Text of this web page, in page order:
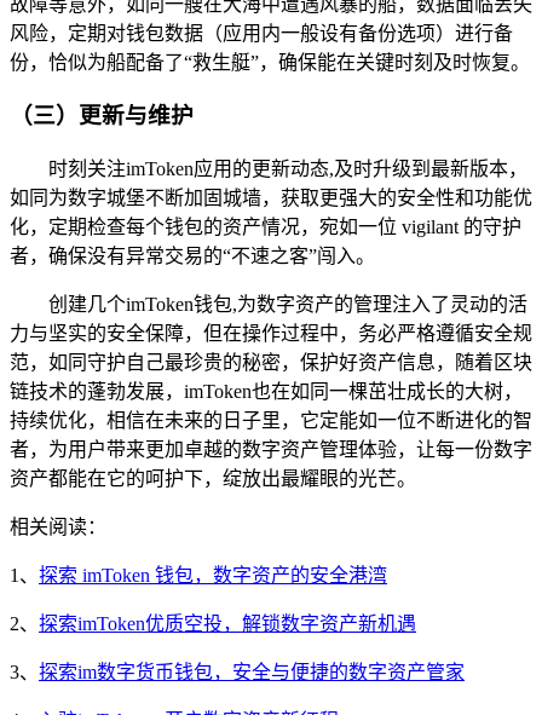
风险，定期对钱包数据（应用内一般设有备份选项）进行备
份，恰似为船配备了“救生艇”，确保能在关键时刻及时恢复。
（三）更新与维护
时刻关注imToken应用的更新动态,及时升级到最新版本，
如同为数字城堡不断加固城墙，获取更强大的安全性和功能优
化，定期检查每个钱包的资产情况，宛如一位 vigilant 的守护
者，确保没有异常交易的“不速之客”闯入。
创建几个imToken钱包,为数字资产的管理注入了灵动的活
力与坚实的安全保障，但在操作过程中，务必严格遵循安全规
范，如同守护自己最珍贵的秘密，保护好资产信息，随着区块
链技术的蓬勃发展，imToken也在如同一棵茁壮成长的大树，
持续优化，相信在未来的日子里，它定能如一位不断进化的智
者，为用户带来更加卓越的数字资产管理体验，让每一份数字
资产都能在它的呵护下，绽放出最耀眼的光芒。
相关阅读：
1、 探索 imToken 钱包，数字资产的安全港湾
2、 探索imToken优质空投，解锁数字资产新机遇
3、 探索im数字货币钱包，安全与便捷的数字资产管家